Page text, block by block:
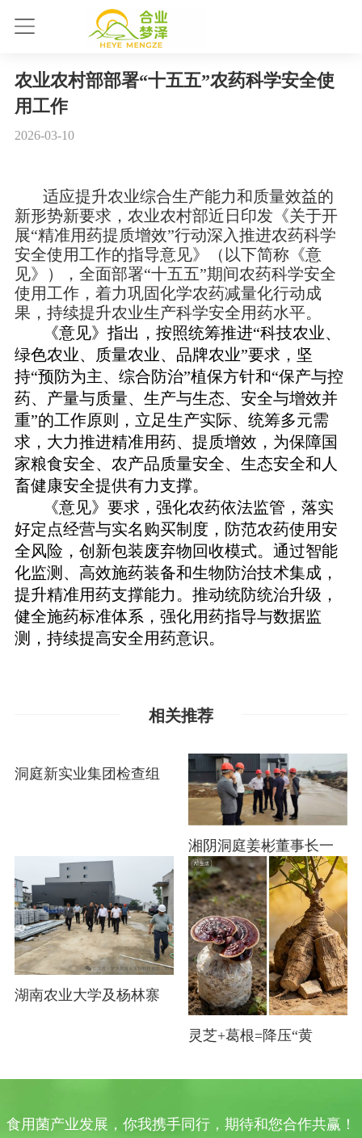
农业农村部部署“十五五”农药科学安全使
用工作
2026-03-10
适应提升农业综合生产能力和质量效益的
新形势新要求，农业农村部近日印发《关于开
展“精准用药提质增效”行动深入推进农药科学
安全使用工作的指导意见》（以下简称《意
见》），全面部署“十五五”期间农药科学安全
使用工作，着力巩固化学农药减量化行动成
果，持续提升农业生产科学安全用药水平。
《意见》指出，按照统筹推进“科技农业、
绿色农业、质量农业、品牌农业”要求，坚
持“预防为主、综合防治”植保方针和“保产与控
药、产量与质量、生产与生态、安全与增效并
重”的工作原则，立足生产实际、统筹多元需
求，大力推进精准用药、提质增效，为保障国
家粮食安全、农产品质量安全、生态安全和人
畜健康安全提供有力支撑。
《意见》要求，强化农药依法监管，落实
好定点经营与实名购买制度，防范农药使用安
全风险，创新包装废弃物回收模式。通过智能
化监测、高效施药装备和生物防治技术集成，
提升精准用药支撑能力。推动统防统治升级，
健全施药标准体系，强化用药指导与数据监
测，持续提高安全用药意识。
相关推荐
洞庭新实业集团检查组
湘阴洞庭姜彬董事长一
湖南农业大学及杨林寨
灵芝+葛根=降压“黄
食用菌产业发展，你我携手同行，期待和您合作共赢！